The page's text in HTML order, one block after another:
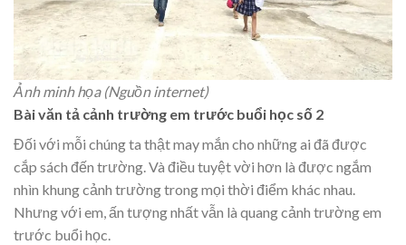
Ảnh minh họa (Nguồn internet)
Bài văn tả cảnh trường em trước buổi học số 2
Đối với mỗi chúng ta thật may mắn cho những ai đã được
cắp sách đến trường. Và điều tuyệt vời hơn là được ngắm
nhìn khung cảnh trường trong mọi thời điểm khác nhau.
Nhưng với em, ấn tượng nhất vẫn là quang cảnh trường em
trước buổi học.